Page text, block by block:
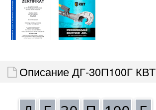
Описание ДГ-30П100Г КВТ